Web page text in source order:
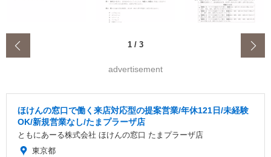
1 / 3
advertisement
ほけんの窓口で働く来店対応型の提案営業/年休121日/未経験
OK/新規営業なし/たまプラーザ店
ともにあーる株式会社 ほけんの窓口 たまプラーザ店
東京都